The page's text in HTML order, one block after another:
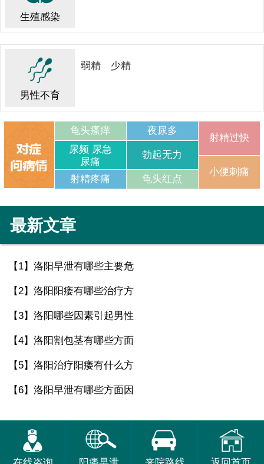
生殖感染
男性不育
弱精 少精
龟头瘙痒
夜尿多
尿频 尿急
尿痛
勃起无力
射精疼痛 龟头红点
射精过快
小便刺痛
最新文章
【1】 洛阳早泄有哪些主要危
【2】 洛阳阳痿有哪些治疗方
【3】 洛阳哪些因素引起男性
【4】 洛阳割包茎有哪些方面
【5】 洛阳治疗阳痿有什么方
【6】 洛阳早泄有哪些方面因